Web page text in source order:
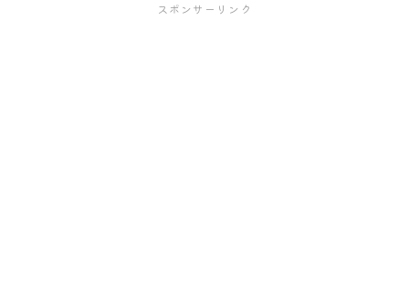
スポンサーリンク